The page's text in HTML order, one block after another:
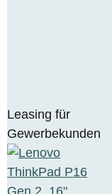
Leasing für
Gewerbekunden